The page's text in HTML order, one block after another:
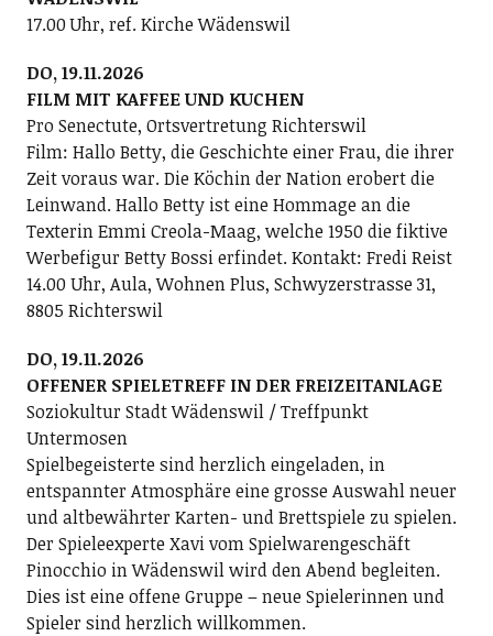
17.00 Uhr, ref. Kirche Wädenswil
DO, 19.11.2026
FILM MIT KAFFEE UND KUCHEN
Pro Senectute, Ortsvertretung Richterswil
Film: Hallo Betty, die Geschichte einer Frau, die ihrer
Zeit voraus war. Die Köchin der Nation erobert die
Leinwand. Hallo Betty ist eine Hommage an die
Texterin Emmi Creola-Maag, welche 1950 die fiktive
Werbefigur Betty Bossi erfindet. Kontakt: Fredi Reist
14.00 Uhr, Aula, Wohnen Plus, Schwyzerstrasse 31,
8805 Richterswil
DO, 19.11.2026
OFFENER SPIELETREFF IN DER FREIZEITANLAGE
Soziokultur Stadt Wädenswil / Treffpunkt
Untermosen
Spielbegeisterte sind herzlich eingeladen, in
entspannter Atmosphäre eine grosse Auswahl neuer
und altbewährter Karten- und Brettspiele zu spielen.
Der Spieleexperte Xavi vom Spielwarengeschäft
Pinocchio in Wädenswil wird den Abend begleiten.
Dies ist eine offene Gruppe – neue Spielerinnen und
Spieler sind herzlich willkommen.